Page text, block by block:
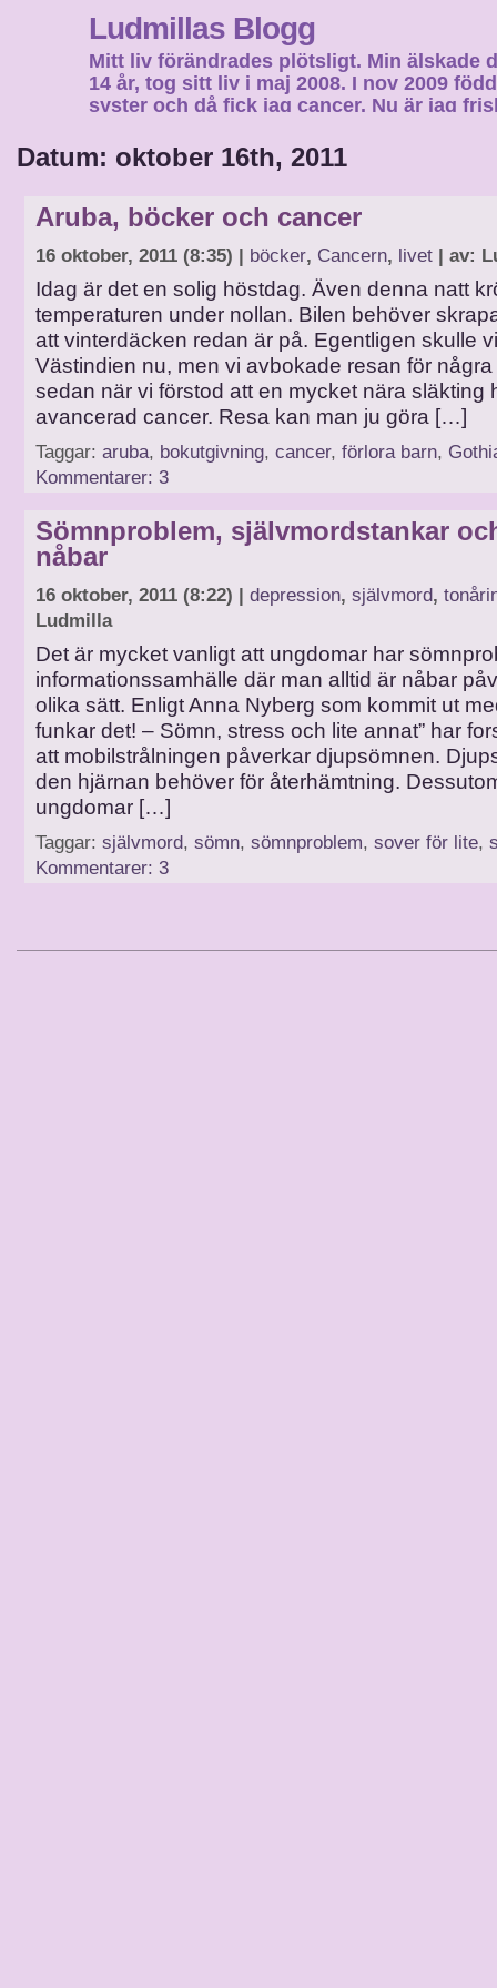
Ludmillas Blogg
Mitt liv förändrades plötsligt. Min älskade
14 år, tog sitt liv i maj 2008. I nov 2009
syster och då fick jag cancer. Nu är jag
Datum: oktober 16th, 2011
Aruba, böcker och cancer
16 oktober, 2011 (8:35) | böcker, Cancern, livet | av:
Idag är det en solig höstdag. Även denna natt
temperaturen under nollan. Bilen behöver
att vinterdäcken redan är på. Egentligen skulle
Västindien nu, men vi avbokade resan för
sedan när vi förstod att en mycket nära släkting
avancerad cancer. Resa kan man ju göra […]
Taggar: aruba, bokutgivning, cancer, förlora barn,
Kommentarer: 3
Sömnproblem, självmordstankar
nåbar
16 oktober, 2011 (8:22) | depression, självmord,
Ludmilla
Det är mycket vanligt att ungdomar har
informationssamhälle där man alltid är nåbar
olika sätt. Enligt Anna Nyberg som kommit ut
funkar det! – Sömn, stress och lite annat” har
att mobilstrålningen påverkar djupsömnen.
den hjärnan behöver för återhämtning.
ungdomar […]
Taggar: självmord, sömn, sömnproblem, sover för lite,
Kommentarer: 3